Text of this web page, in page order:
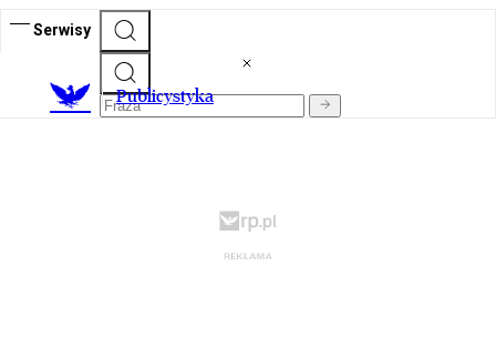
Serwisy
Publicystyka